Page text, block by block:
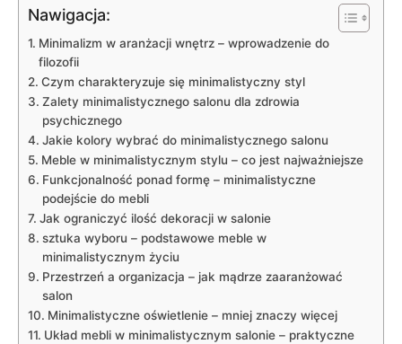
Nawigacja:
Minimalizm w aranżacji wnętrz – wprowadzenie do
filozofii
Czym charakteryzuje się⁣ minimalistyczny styl
Zalety minimalistycznego‍ salonu ⁤dla zdrowia
psychicznego
Jakie kolory wybrać do minimalistycznego salonu
Meble w minimalistycznym stylu – co ​jest najważniejsze
Funkcjonalność ponad formę – minimalistyczne
podejście do mebli
Jak ‍ograniczyć⁣ ilość dekoracji w salonie
sztuka wyboru – podstawowe meble‌ w
minimalistycznym​ życiu
Przestrzeń ⁤a‍ organizacja – jak mądrze zaaranżować
salon
Minimalistyczne oświetlenie ⁤– mniej znaczy więcej
Układ mebli w ​minimalistycznym salonie ​– praktyczne